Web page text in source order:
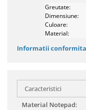
Greutate:
Dimensiune:
Culoare:
Material:
Informatii
Caracteristici
Material Notepad: